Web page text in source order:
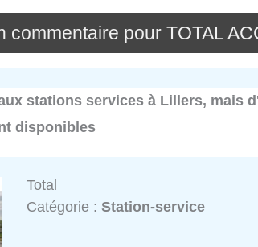
commentaire pour TOTAL
stations services à Lillers, mais
disponibles
Total
Catégorie :Station-service